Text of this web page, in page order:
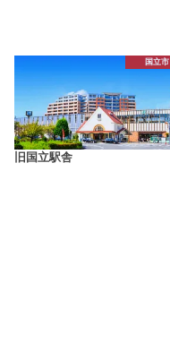
国立市
旧国立駅舎